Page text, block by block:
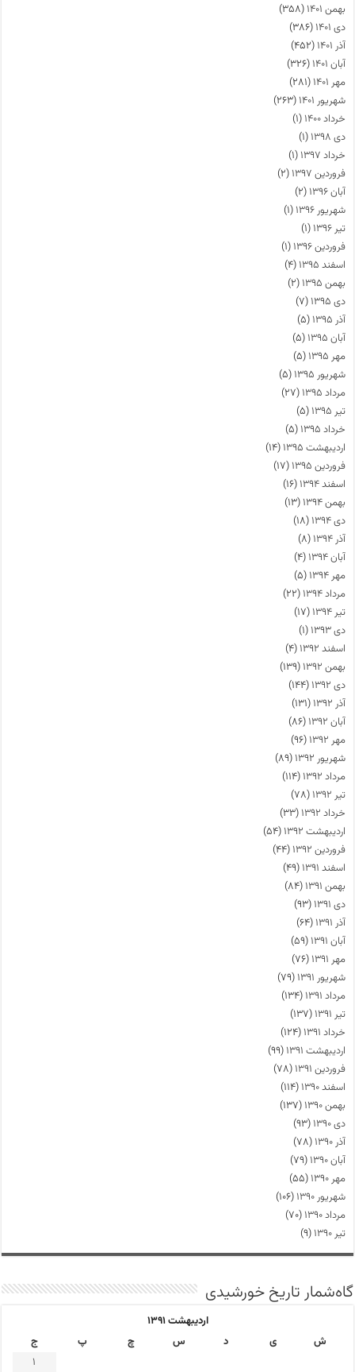
بهمن ۱۴۰۱
(۳۵۸)
دی ۱۴۰۱
(۳۸۶)
آذر ۱۴۰۱
(۴۵۲)
آبان ۱۴۰۱
(۳۲۶)
مهر ۱۴۰۱
(۲۸۱)
شهریور ۱۴۰۱
(۲۶۳)
خرداد ۱۴۰۰
(۱)
دی ۱۳۹۸
(۱)
خرداد ۱۳۹۷
(۱)
فروردین ۱۳۹۷
(۲)
آبان ۱۳۹۶
(۲)
شهریور ۱۳۹۶
(۱)
تیر ۱۳۹۶
(۱)
فروردین ۱۳۹۶
(۱)
اسفند ۱۳۹۵
(۴)
بهمن ۱۳۹۵
(۲)
دی ۱۳۹۵
(۷)
آذر ۱۳۹۵
(۵)
آبان ۱۳۹۵
(۵)
مهر ۱۳۹۵
(۵)
شهریور ۱۳۹۵
(۵)
مرداد ۱۳۹۵
(۲۷)
تیر ۱۳۹۵
(۵)
خرداد ۱۳۹۵
(۵)
اردیبهشت ۱۳۹۵
(۱۴)
فروردین ۱۳۹۵
(۱۷)
اسفند ۱۳۹۴
(۱۶)
بهمن ۱۳۹۴
(۱۳)
دی ۱۳۹۴
(۱۸)
آذر ۱۳۹۴
(۸)
آبان ۱۳۹۴
(۴)
مهر ۱۳۹۴
(۵)
مرداد ۱۳۹۴
(۲۲)
تیر ۱۳۹۴
(۱۷)
دی ۱۳۹۳
(۱)
اسفند ۱۳۹۲
(۴)
بهمن ۱۳۹۲
(۱۳۹)
دی ۱۳۹۲
(۱۴۴)
آذر ۱۳۹۲
(۱۳۱)
آبان ۱۳۹۲
(۸۶)
مهر ۱۳۹۲
(۹۶)
شهریور ۱۳۹۲
(۸۹)
مرداد ۱۳۹۲
(۱۱۴)
تیر ۱۳۹۲
(۷۸)
خرداد ۱۳۹۲
(۳۳)
اردیبهشت ۱۳۹۲
(۵۴)
فروردین ۱۳۹۲
(۴۴)
اسفند ۱۳۹۱
(۴۹)
بهمن ۱۳۹۱
(۸۴)
دی ۱۳۹۱
(۹۳)
آذر ۱۳۹۱
(۶۴)
آبان ۱۳۹۱
(۵۹)
مهر ۱۳۹۱
(۷۶)
شهریور ۱۳۹۱
(۷۹)
مرداد ۱۳۹۱
(۱۳۴)
تیر ۱۳۹۱
(۱۳۷)
خرداد ۱۳۹۱
(۱۲۴)
اردیبهشت ۱۳۹۱
(۹۹)
فروردین ۱۳۹۱
(۷۸)
اسفند ۱۳۹۰
(۱۱۴)
بهمن ۱۳۹۰
(۱۳۷)
دی ۱۳۹۰
(۹۳)
آذر ۱۳۹۰
(۷۸)
آبان ۱۳۹۰
(۷۹)
مهر ۱۳۹۰
(۵۵)
شهریور ۱۳۹۰
(۱۰۶)
مرداد ۱۳۹۰
(۷۰)
تیر ۱۳۹۰
(۹)
گاه‌شمار تاریخ خورشیدی
اردیبهشت ۱۳۹۱
ش
ی د س چ پ
ج
1